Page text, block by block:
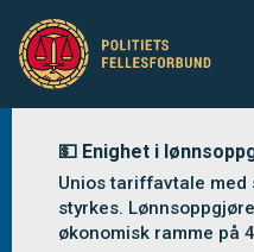
💵 Enighet i
Unios tariffavtale
styrkes.
økonomisk ramme på